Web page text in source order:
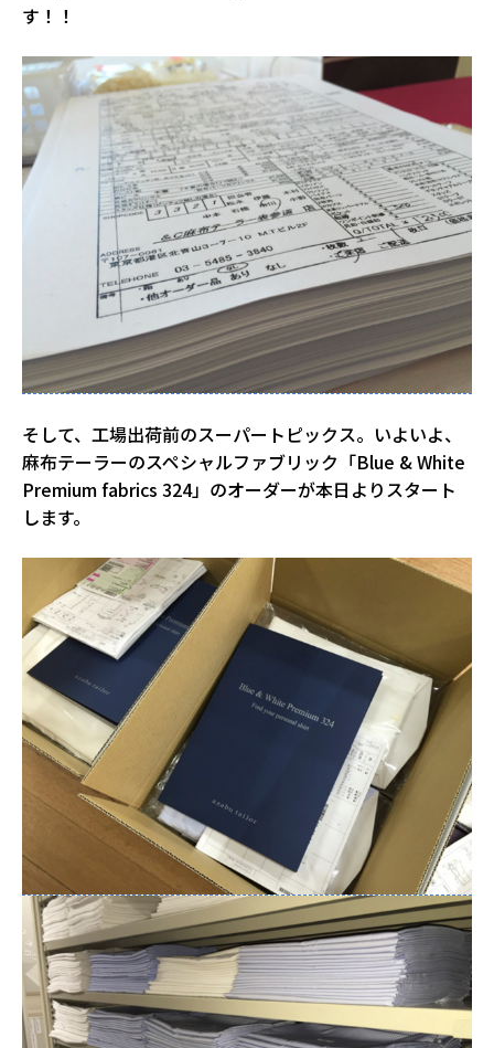
す！！
そして、工場出荷前のスーパートピックス。いよいよ、
麻布テーラーのスペシャルファブリック「Blue & White
Premium fabrics 324」のオーダーが本日よりスタート
します。